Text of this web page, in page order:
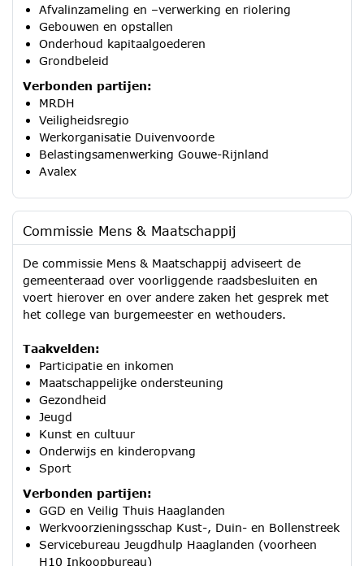
Afvalinzameling en –verwerking en riolering
Gebouwen en opstallen
Onderhoud kapitaalgoederen
Grondbeleid
Verbonden partijen:
MRDH
Veiligheidsregio
Werkorganisatie Duivenvoorde
Belastingsamenwerking Gouwe-Rijnland
Avalex
Commissie Mens & Maatschappij
De commissie Mens & Maatschappij adviseert de
gemeenteraad over voorliggende raadsbesluiten en
voert hierover en over andere zaken het gesprek met
het college van burgemeester en wethouders.
Taakvelden:
Participatie en inkomen
Maatschappelijke ondersteuning
Gezondheid
Jeugd
Kunst en cultuur
Onderwijs en kinderopvang
Sport
Verbonden partijen:
GGD en Veilig Thuis Haaglanden
Werkvoorzieningsschap Kust-, Duin- en Bollenstreek
Servicebureau Jeugdhulp Haaglanden (voorheen
H10 Inkoopbureau)